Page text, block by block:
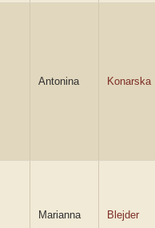
Antonina Konarska
Marianna Blejder